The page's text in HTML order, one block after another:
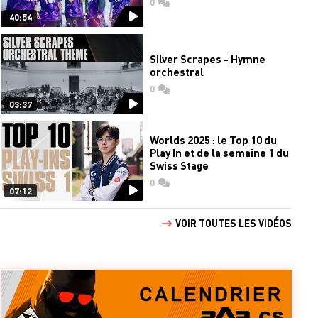
40:54
03:37
Silver Scrapes - Hymne
orchestral
0commentaires
07:12
Worlds 2025 : le Top 10 du
Play In et de la semaine 1 du
Swiss Stage
0commentaires
VOIR TOUTES LES VIDÉOS